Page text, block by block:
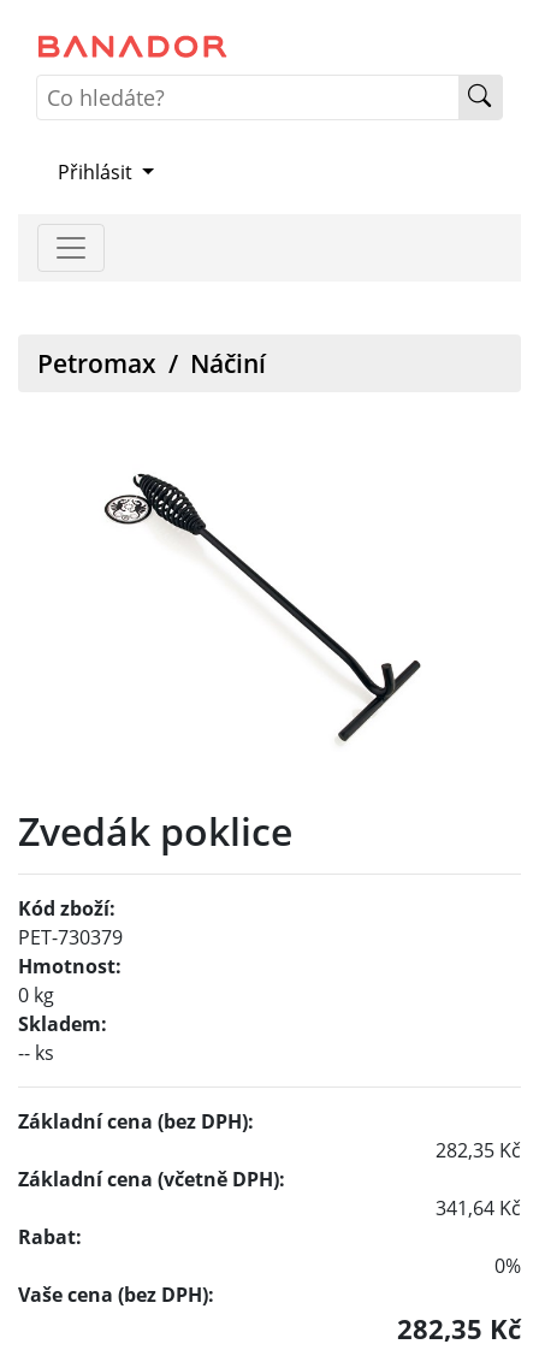
Přihlásit
Petromax / Náčiní
Zvedák poklice
Kód zboží:
PET-730379
Hmotnost:
0 kg
Skladem:
-- ks
Základní cena (bez DPH):
282,35 Kč
Základní cena (včetně DPH):
341,64 Kč
Rabat:
0%
Vaše cena (bez DPH):
282,35 Kč